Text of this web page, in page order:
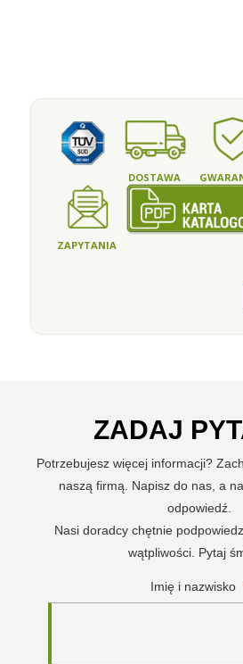
DOSTAWA
ZAPYTANIA
ZADAJ
Potrzebujesz więcej informacji?
naszą firmą. Napisz do nas, a
odpowiedź.
Nasi doradcy chętnie
wątpliwości. Pytaj
Imię i nazwisko